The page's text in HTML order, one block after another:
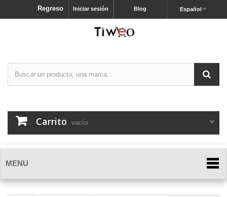
Español
Blog
Iniciar sesión
Regreso
Carrito vacío
MENU